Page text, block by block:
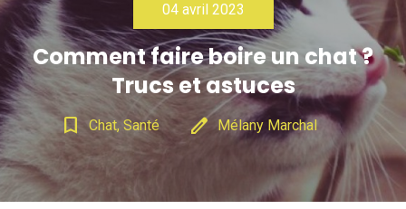
04 avril 2023
Comment faire boire un chat ?
Trucs et astuces
bookmark_border Chat, Santé edit Mélany Marchal